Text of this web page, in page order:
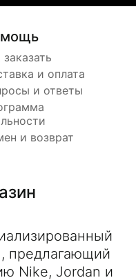
заказать
и оплата
и ответы
и возврат
предлагающий
Nike, Jordan и